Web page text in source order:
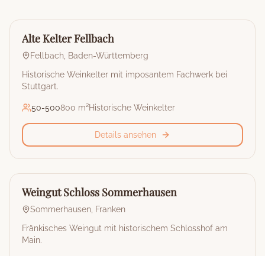
🏰
Weingut
Alte Kelter Fellbach
Fellbach Baden-Württemberg
Historische Weinkelter mit imposantem Fachwerk bei
Stuttgart.
50-500800 m²Historische Weinkelter
Details ansehen
🏰
Weingut
Weingut Schloss Sommerhausen
Sommerhausen Franken
Fränkisches Weingut mit historischem Schlosshof am
Main.